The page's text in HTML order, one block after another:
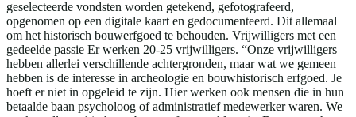
geselecteerde vondsten worden getekend, gefotografeerd,
opgenomen op een digitale kaart en gedocumenteerd. Dit allemaal
om het historisch bouwerfgoed te behouden. Vrijwilligers met een
gedeelde passie Er werken 20-25 vrijwilligers. “Onze vrijwilligers
hebben allerlei verschillende achtergronden, maar wat we gemeen
hebben is de interesse in archeologie en bouwhistorisch erfgoed. Je
hoeft er niet in opgeleid te zijn. Hier werken ook mensen die in hun
betaalde baan psycholoog of administratief medewerker waren. We